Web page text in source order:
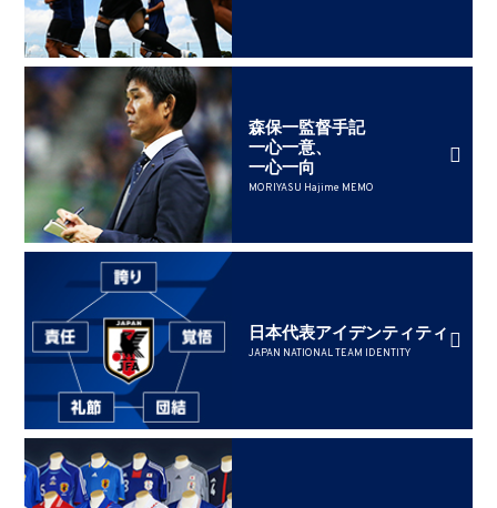
森保一監督手記
一心一意、
一心一向
MORIYASU Hajime MEMO
日本代表アイデンティティ
JAPAN NATIONAL TEAM IDENTITY